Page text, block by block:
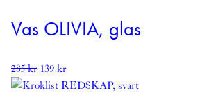
Vas OLIVIA, glas
285kr Det
ursprungliga
139krDet
nuvarande